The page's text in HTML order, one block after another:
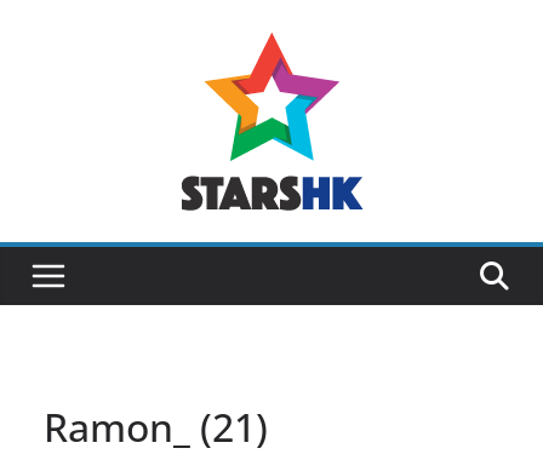
Ramon_ (21)